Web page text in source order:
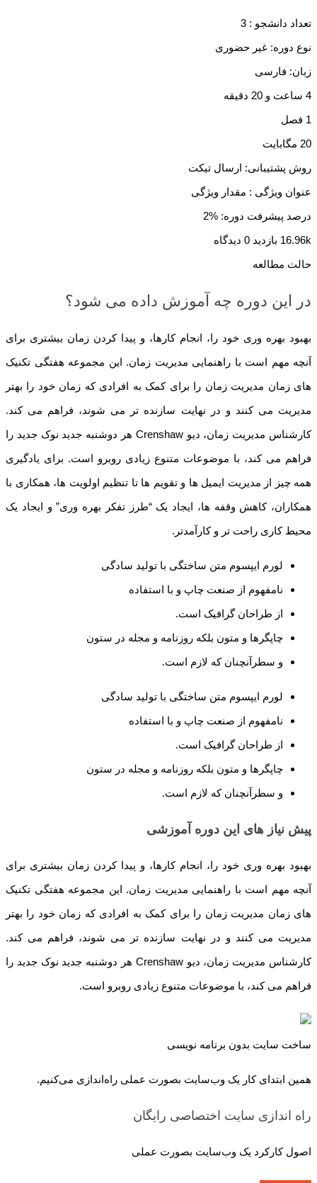
تعداد دانشجو : 3
نوع دوره: غیر حضوری
زبان: فارسی
4 ساعت و 20 دقیقه
1 فصل
20 مگابایت
روش پشتیبانی: ارسال تیکت
عنوان ویژگی : مقدار ویژگی
درصد پیشرفت دوره: %2
16.96k بازدید
حالت مطالعه
در این دوره چه آموزش داده می شود؟
بهبود بهره وری خود را، انجام کارها، و پیدا کردن زمان بیشتری برای
آنچه مهم است با راهنمایی مدیریت زمان. این مجموعه هفتگی تکنیک
های زمان مدیریت زمان را برای کمک به افرادی که زمان خود را بهتر
مدیریت می کنند و در نهایت سازنده تر می شوند، فراهم می کند.
کارشناس مدیریت زمان، دیو Crenshaw هر دوشنبه جدید نوک جدید را
فراهم می کند، با موضوعات متنوع زیادی روبرو است. برای یادگیری
همه چیز از مدیریت ایمیل ها و تقویم ها تا تنظیم اولویت ها، همکاری با
همکاران، کاهش وقفه ها، ایجاد یک “طرز تفکر بهره وری” و ایجاد یک
محیط کاری راحت تر و کارآمدتر.
لورم ایپسوم متن ساختگی با تولید سادگی
نامفهوم از صنعت چاپ و با استفاده
از طراحان گرافیک است.
چاپگرها و متون بلکه روزنامه و مجله در ستون
و سطرآنچنان که لازم است.
لورم ایپسوم متن ساختگی با تولید سادگی
نامفهوم از صنعت چاپ و با استفاده
از طراحان گرافیک است.
چاپگرها و متون بلکه روزنامه و مجله در ستون
و سطرآنچنان که لازم است.
پیش نیاز های این دوره آموزشی
بهبود بهره وری خود را، انجام کارها، و پیدا کردن زمان بیشتری برای
آنچه مهم است با راهنمایی مدیریت زمان. این مجموعه هفتگی تکنیک
های زمان مدیریت زمان را برای کمک به افرادی که زمان خود را بهتر
مدیریت می کنند و در نهایت سازنده تر می شوند، فراهم می کند.
کارشناس مدیریت زمان، دیو Crenshaw هر دوشنبه جدید نوک جدید را
فراهم می کند، با موضوعات متنوع زیادی روبرو است.
ساخت سایت بدون برنامه نویسی
همین ابتدای کار یک وب‌سایت بصورت عملی راه‌اندازی می‌کنیم.
راه اندازی سایت اختصاصی رایگان
اصول کارکرد یک وب‌سایت بصورت عملی